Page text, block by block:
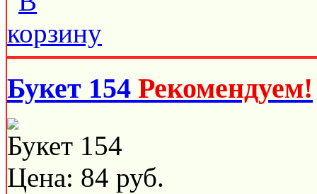
Букет 154 Рекомендуем!
Букет 154
Цена: 84 руб.